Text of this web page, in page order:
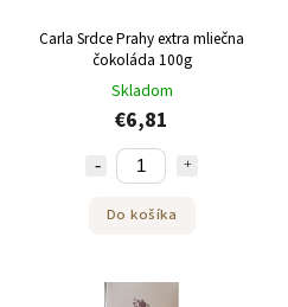
Carla Srdce Prahy extra mliečna
čokoláda 100g
Skladom
€6,81
Do košíka